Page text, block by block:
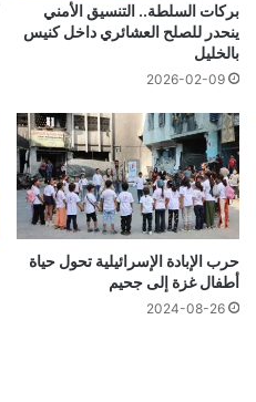
بركات السلطة.. التنسيق الأمني
ينحدر للصلح العشائري داخل كنيس
بالخليل
2026-02-09
حرب الإبادة الإسرائيلية تحول حياة
أطفال غزة إلى جحيم
2024-08-26